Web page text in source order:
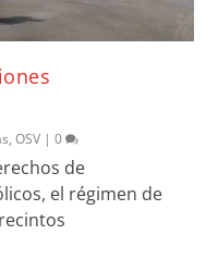
,OSV |0
de
el régimen de